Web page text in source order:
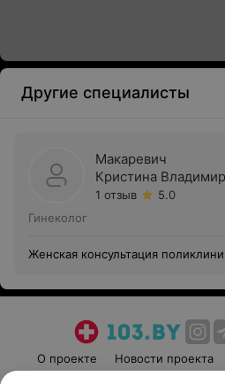
Другие специалисты
Макаревич
Кристина
1 отзыв
5.0
Гинеколог
Женская консультация
О проекте Новости проекта